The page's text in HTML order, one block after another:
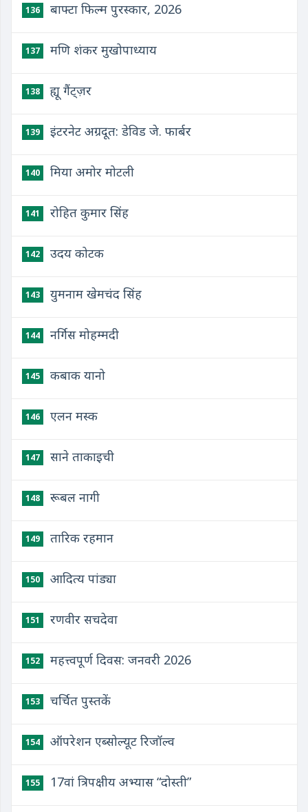
136 बाफ्टा फिल्म पुरस्कार, 2026
137 मणि शंकर मुखोपाध्याय
138 ह्यू गैंट्ज़र
139 इंटरनेट अग्रदूत: डेविड जे. फार्बर
140 मिया अमोर मोटली
141 रोहित कुमार सिंह
142 उदय कोटक
143 युमनाम खेमचंद सिंह
144 नर्गिस मोहम्मदी
145 कबाक यानो
146 एलन मस्क
147 साने ताकाइची
148 रूबल नागी
149 तारिक रहमान
150 आदित्य पांड्या
151 रणवीर सचदेवा
152 महत्त्वपूर्ण दिवस: जनवरी 2026
153 चर्चित पुस्तकें
154 ऑपरेशन एब्सोल्यूट रिजॉल्व
155 17वां त्रिपक्षीय अभ्यास “दोस्‍ती”